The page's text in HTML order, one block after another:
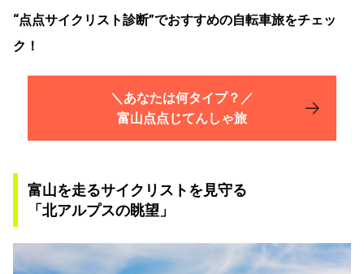
“点点サイクリスト診断”でおすすめの自転車旅をチェッ
ク！
＼あなたは何タイプ？／
富山点点じてんしゃ旅
富山を走るサイクリストを見守る
「北アルプスの眺望」